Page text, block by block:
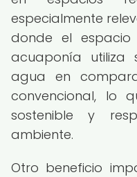
especialmente
donde el espacio
acuaponía utiliza
agua en
convencional, lo
sostenible y
ambiente.
Otro beneficio